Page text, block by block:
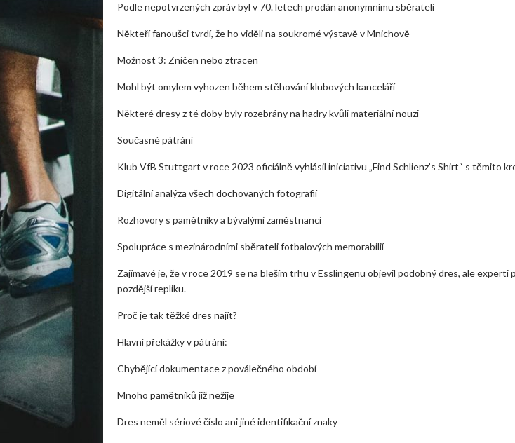
Podle nepotvrzených zpráv byl v 70. letech prodán anonymnímu sběrateli
Někteří fanoušci tvrdí, že ho viděli na soukromé výstavě v Mnichově
Možnost 3: Zničen nebo ztracen
Mohl být omylem vyhozen během stěhování klubových kanceláří
Některé dresy z té doby byly rozebrány na hadry kvůli materiální nouzi
Současné pátrání
Klub VfB Stuttgart v roce 2023 oficiálně vyhlásil iniciativu „Find Schlienz’s Shirt“ s těmito
Digitální analýza všech dochovaných fotografií
Rozhovory s pamětníky a bývalými zaměstnanci
Spolupráce s mezinárodními sběrateli fotbalových memorabilií
Zajímavé je, že v roce 2019 se na bleším trhu v Esslingenu objevil podobný dres, ale experti
pozdější repliku.
Proč je tak těžké dres najít?
Hlavní překážky v pátrání:
Chybějící dokumentace z poválečného období
Mnoho pamětníků již nežije
Dres neměl sériové číslo ani jiné identifikační znaky